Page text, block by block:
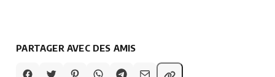
PARTAGER AVEC DES AMIS